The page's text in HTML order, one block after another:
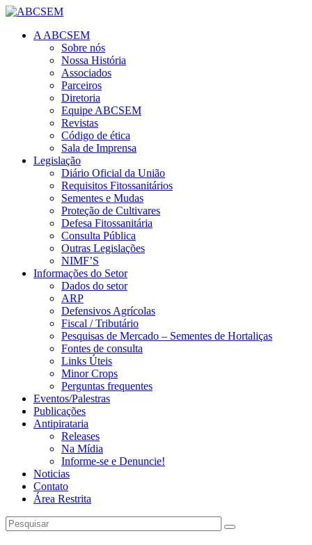
A ABCSEM
Sobre nós
Nossa História
Associados
Parceiros
Diretoria
Equipe ABCSEM
Revistas
Código de ética
Sala de Imprensa
Legislação
Diário Oficial da União
Requisitos Fitossanitários
Sementes e Mudas
Proteção de Cultivares
Defesa Fitossanitária
Consulta Pública
Outras Legislações
NIMF’S
Informações do Setor
Dados do setor
ARP
Defensivos Agrícolas
Fiscal / Tributário
Pesquisas de Mercado – Sementes de Hortaliças
Fontes de consulta
Links Úteis
Minor Crops
Perguntas frequentes
Eventos/Palestras
Publicações
Antipirataria
Releases
Na Mídia
Informe-se e Denuncie!
Noticias
Contato
Área Restrita